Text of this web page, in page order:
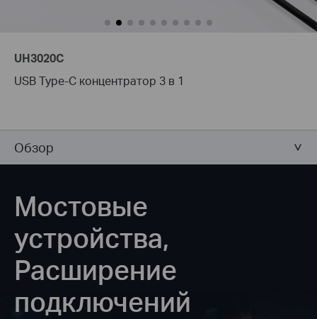
UH3020C
USB Type-C концентратор 3 в 1
Обзор
Мостовые
устройства,
Расширение
подключений